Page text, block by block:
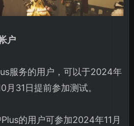
户
服务的用户，可以于2024年
31日提前参加测试。
的用户可参加2024年11月